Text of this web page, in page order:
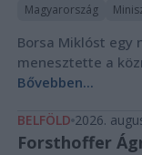
Magyarország
Borsa Miklóst egy
menesztette a
Bővebben...
BELFÖLD 2026.
Forsthoffer